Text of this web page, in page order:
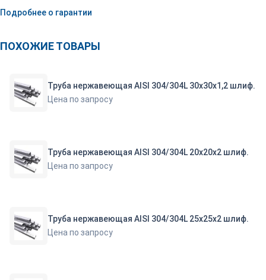
Подробнее о гарантии
ПОХОЖИЕ ТОВАРЫ
Труба нержавеющая AISI 304/304L 30х30х1,2 шлиф.
Цена по запросу
Труба нержавеющая AISI 304/304L 20х20х2 шлиф.
Цена по запросу
Труба нержавеющая AISI 304/304L 25х25х2 шлиф.
Цена по запросу